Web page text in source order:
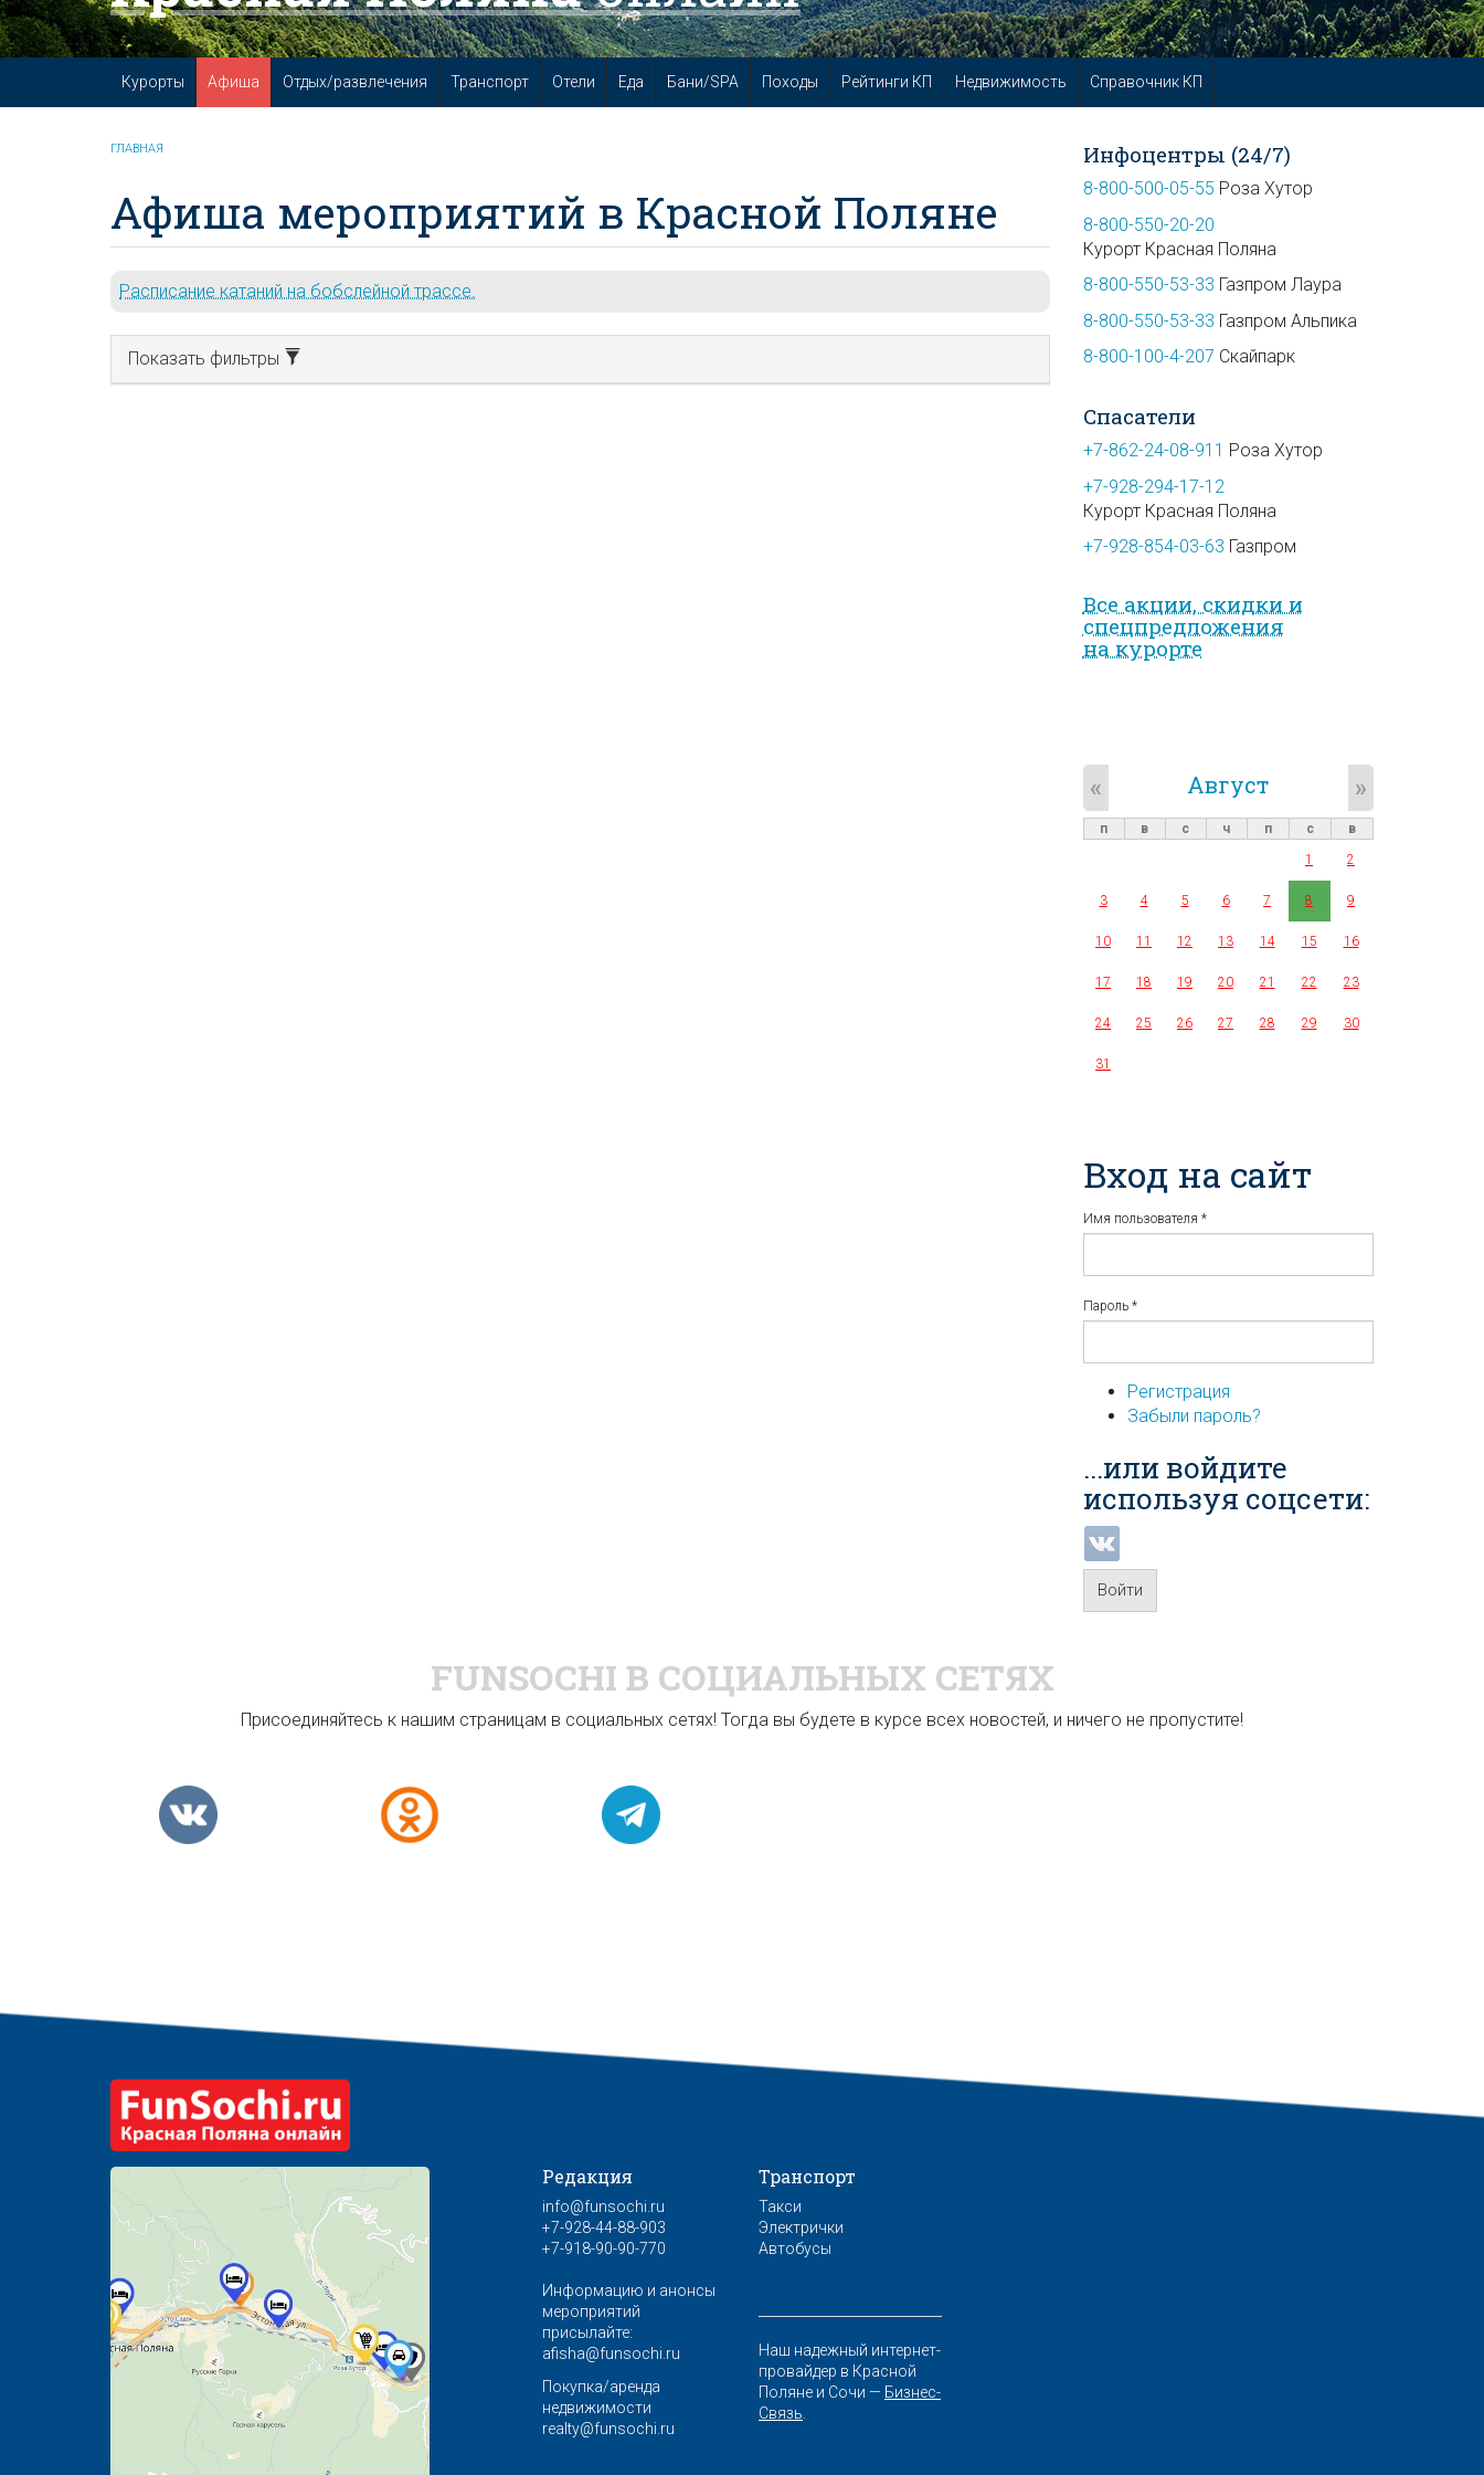
Курорты Афиша Отдых/развлечения Транспорт Отели Еда Бани/SPA Походы Рейтинги КП Недвижимость Справочник КП
ГЛАВНАЯ
Афиша мероприятий в Красной Поляне
Расписание катаний на бобслейной трассе.
Показать фильтры
Инфоцентры (24/7)
8-800-500-05-55 Роза Хутор
8-800-550-20-20
Курорт Красная Поляна
8-800-550-53-33 Газпром Лаура
8-800-550-53-33 Газпром Альпика
8-800-100-4-207 Скайпарк
Спасатели
+7-862-24-08-911 Роза Хутор
+7-928-294-17-12
Курорт Красная Поляна
+7-928-854-03-63 Газпром
Все акции, скидки и
спец­предложе­ния
на курорте
Август
« »
п в с ч п с
в
1
2
3 4 5 6 7 8 9
10 11 12 13 14 15 16
17 18 19 20 21 22 23
24 25 26 27 28 29 30
31
Вход на сайт
Имя пользователя *
Пароль *
Регистрация
Забыли пароль?
...или войдите
используя соцсети:
Войти
FUNSOCHI В СОЦИАЛЬНЫХ СЕТЯХ
Присоединяйтесь к нашим страницам в социальных сетях! Тогда вы будете в курсе всех новостей, и ничего не пропустите!
Редакция
info@funsochi.ru
+7-928-44-88-903
+7-918-90-90-770
Информацию и анонсы
мероприятий
присылайте:
afisha@funsochi.ru
Покупка/аренда
недвижимости
realty@funsochi.ru
Транспорт
Такси
Электрички
Автобусы
Наш надежный интернет-
провайдер в Красной
Поляне и Сочи — Бизнес-
Связь